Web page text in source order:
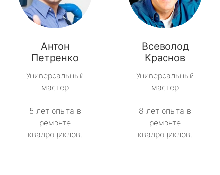
Антон
Петренко
Универсальный
мастер
5 лет опыта в
ремонте
квадроциклов.
Всеволод
Краснов
Универсальный
мастер
8 лет опыта в
ремонте
квадроциклов.